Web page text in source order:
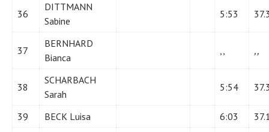
36
DITTMANN
Sabine
5:53
37
BERNHARD
Bianca
,, ,,
38
SCHARBACH
Sarah
5:54
39 BECK Luisa 6:03